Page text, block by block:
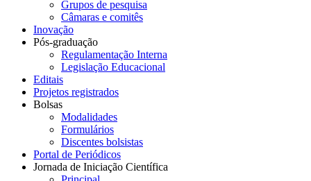
Grupos de pesquisa
Câmaras e comitês
Inovação
Pós-graduação
Regulamentação Interna
Legislação Educacional
Editais
Projetos registrados
Bolsas
Modalidades
Formulários
Discentes bolsistas
Portal de Periódicos
Jornada de Iniciação Científica